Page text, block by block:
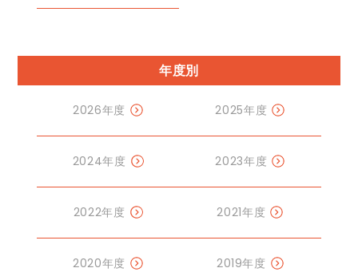
年度別
2026年度 2025年度
2024年度 2023年度
2022年度 2021年度
2020年度 2019年度